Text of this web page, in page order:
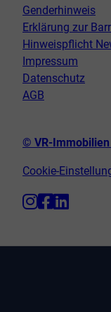
Genderhinweis
Erklärung zur
Hinweispflicht
Impressum
Datenschutz
AGB
© VR-Immobilien
Cookie-